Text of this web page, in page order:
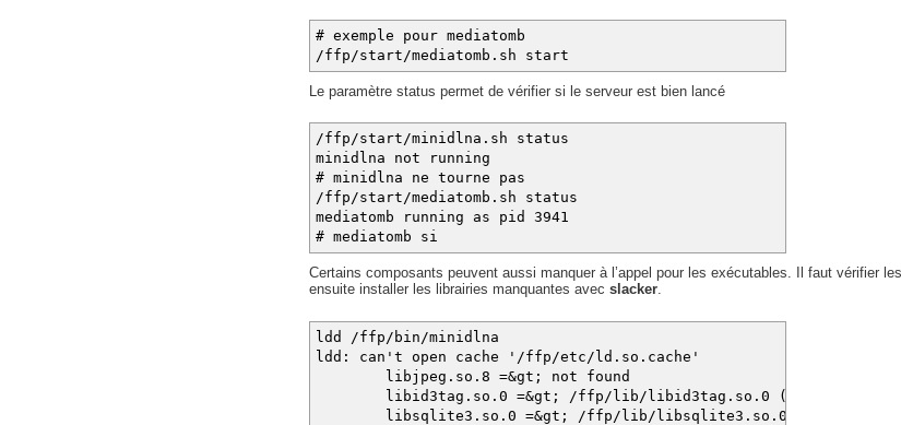
# exemple pour mediatomb
/ffp/start/mediatomb.sh start
Le paramètre status permet de vérifier si le serveur est bien lancé
/ffp/start/minidlna.sh status
minidlna not running
# minidlna ne tourne pas
/ffp/start/mediatomb.sh status
mediatomb running as pid 3941
# mediatomb si
Certains composants peuvent aussi manquer à l’appel pour les exécutables. Il faut vérifier
ensuite installer les librairies manquantes avecslacker.
ldd /ffp/bin/minidlna
ldd: can't open cache '/ffp/etc/ld.so.cache'
libjpeg.so.8 =&gt; not found
libid3tag.so.0 =&gt; /ffp/lib/libid3tag.so.0 (0x4000f000)
libsqlite3.so.0 =&gt; /ffp/lib/libsqlite3.so.0 (0x40026000)